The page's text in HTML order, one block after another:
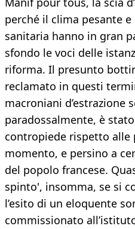
perché il clima pesante
sanitaria hanno in gran
sfondo le voci delle
riforma. Il presunto
reclamato in questi
macroniani d’estrazione
paradossalmente, è
contropiede rispetto alle
momento, e persino a
del popolo francese.
spinto', insomma, se si
l’esito di un eloquente
commissionato